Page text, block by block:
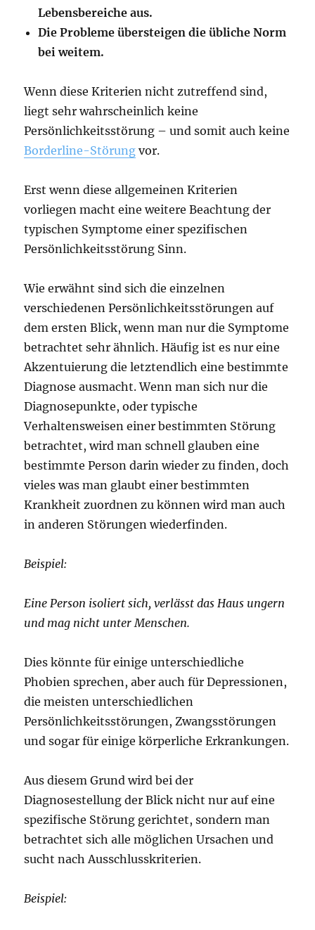
Lebensbereiche aus.
Die Probleme übersteigen die übliche Norm
bei weitem.
Wenn diese Kriterien nicht zutreffend sind,
liegt sehr wahrscheinlich keine
Persönlichkeitsstörung – und somit auch keine
Borderline-Störung vor.
Erst wenn diese allgemeinen Kriterien
vorliegen macht eine weitere Beachtung der
typischen Symptome einer spezifischen
Persönlichkeitsstörung Sinn.
Wie erwähnt sind sich die einzelnen
verschiedenen Persönlichkeitsstörungen auf
dem ersten Blick, wenn man nur die Symptome
betrachtet sehr ähnlich. Häufig ist es nur eine
Akzentuierung die letztendlich eine bestimmte
Diagnose ausmacht. Wenn man sich nur die
Diagnosepunkte, oder typische
Verhaltensweisen einer bestimmten Störung
betrachtet, wird man schnell glauben eine
bestimmte Person darin wieder zu finden, doch
vieles was man glaubt einer bestimmten
Krankheit zuordnen zu können wird man auch
in anderen Störungen wiederfinden.
Beispiel:
Eine Person isoliert sich, verlässt das Haus ungern
und mag nicht unter Menschen.
Dies könnte für einige unterschiedliche
Phobien sprechen, aber auch für Depressionen,
die meisten unterschiedlichen
Persönlichkeitsstörungen, Zwangsstörungen
und sogar für einige körperliche Erkrankungen.
Aus diesem Grund wird bei der
Diagnosestellung der Blick nicht nur auf eine
spezifische Störung gerichtet, sondern man
betrachtet sich alle möglichen Ursachen und
sucht nach Ausschlusskriterien.
Beispiel: